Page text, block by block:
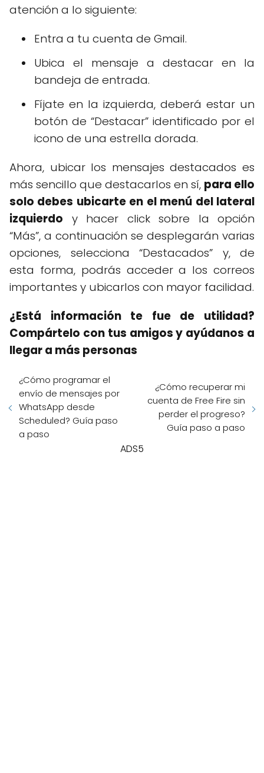
atención a lo siguiente:
Entra a tu cuenta de Gmail.
Ubica el mensaje a destacar en la
bandeja de entrada.
Fíjate en la izquierda, deberá estar un
botón de “Destacar” identificado por el
icono de una estrella dorada.
Ahora, ubicar los mensajes destacados es
más sencillo que destacarlos en sí, para ello
solo debes ubicarte en el menú del lateral
izquierdo y hacer click sobre la opción
“Más”, a continuación se desplegarán varias
opciones, selecciona “Destacados” y, de
esta forma, podrás acceder a los correos
importantes y ubicarlos con mayor facilidad.
¿Está información te fue de utilidad?
Compártelo con tus amigos y ayúdanos a
llegar a más personas
¿Cómo programar el
envío de mensajes por
WhatsApp desde
Scheduled? Guía paso
a paso
¿Cómo recuperar mi
cuenta de Free Fire sin
perder el progreso?
Guía paso a paso
ADS5